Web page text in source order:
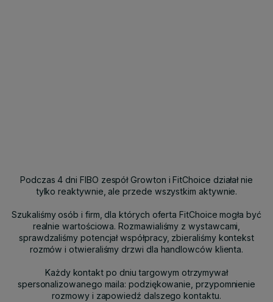
Podczas 4 dni FIBO zespół Growton i FitChoice działał nie
tylko reaktywnie, ale przede wszystkim aktywnie.
Szukaliśmy osób i firm, dla których oferta FitChoice mogła być
realnie wartościowa. Rozmawialiśmy z wystawcami,
sprawdzaliśmy potencjał współpracy, zbieraliśmy kontekst
rozmów i otwieraliśmy drzwi dla handlowców klienta.
Każdy kontakt po dniu targowym otrzymywał
spersonalizowanego maila: podziękowanie, przypomnienie
rozmowy i zapowiedź dalszego kontaktu.